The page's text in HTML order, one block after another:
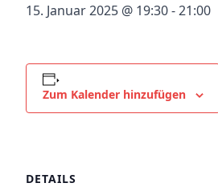
15. Januar 2025 @ 19:30-21:00
Zum Kalender hinzufügen
DETAILS